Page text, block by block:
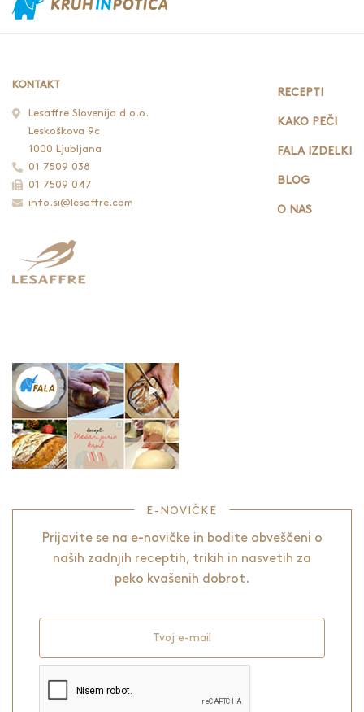
KONTAKT
Lesaffre Slovenija d.o.o.
Leskoškova 9c
1000 Ljubljana
01 7509 038
01 7509 047
info.si@lesaffre.com
RECEPTI
KAKO PEČI
FALA IZDELKI
BLOG
O NAS
E-NOVIČKE
Prijavite se na e-novičke in bodite obveščeni o
naših zadnjih receptih, trikih in nasvetih za
peko kvašenih dobrot.
Tvoj e-mail